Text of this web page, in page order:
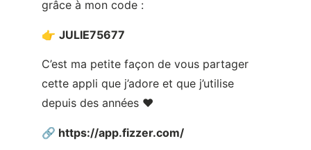
grâce à mon code :
👉 JULIE75677
C’est ma petite façon de vous partager
cette appli que j’adore et que j’utilise
depuis des années ❤️
🔗 https://app.fizzer.com/